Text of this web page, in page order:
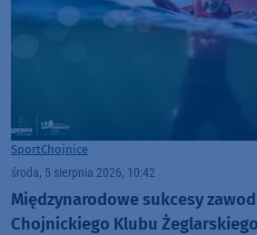
SportChojnice
środa, 5 sierpnia 2026, 10:42
Międzynarodowe sukcesy
Chojnickiego Klubu